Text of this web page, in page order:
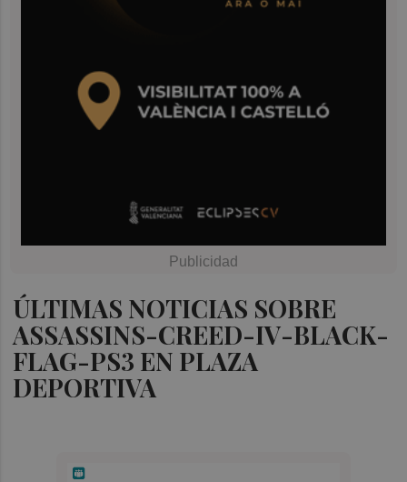
ÚLTIMAS NOTICIAS SOBRE
ASSASSINS-CREED-IV-BLACK-
FLAG-PS3 EN PLAZA
DEPORTIVA